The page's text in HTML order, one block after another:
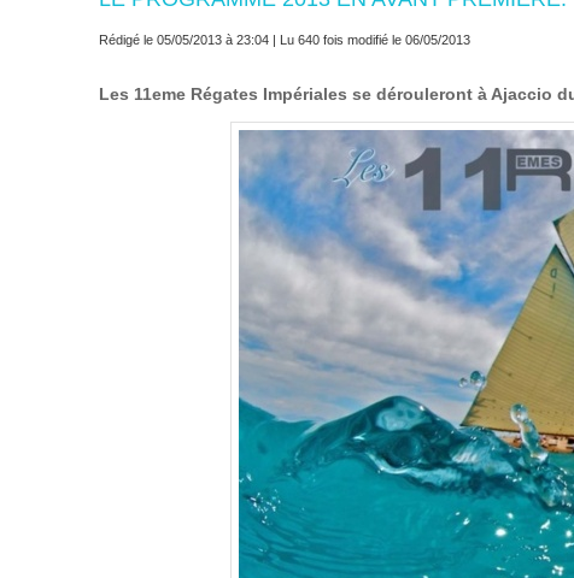
Rédigé le 05/05/2013 à 23:04 | Lu 640 fois modifié le 06/05/2013
Les 11eme Régates Impériales se dérouleront à Ajaccio